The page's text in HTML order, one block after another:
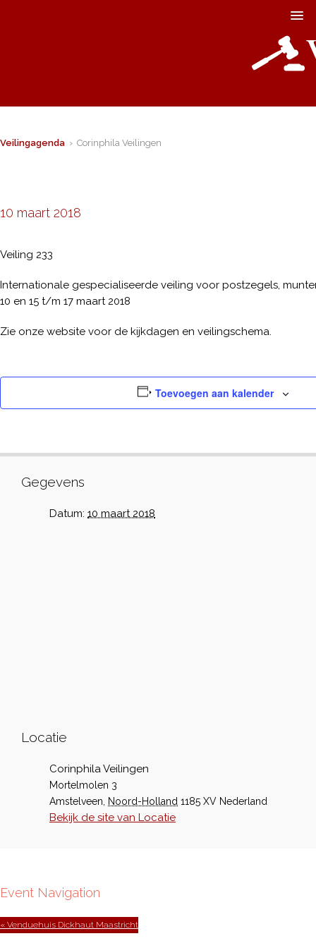
Veilingagenda › Corinphila Veilingen
10 maart 2018
Veiling 233
Internationale gespecialiseerde veiling voor postzegels,
10 en 15 t/m 17 maart 2018
Zie onze website voor de kijkdagen en veilingschema.
Toevoegen aan kalender
Gegevens
Datum: 10 maart 2018
Locatie
Corinphila Veilingen
Mortelmolen 3
Amstelveen
Noord-Holland 1185 XV Nederland
Bekijk de site van Locatie
Event Navigation
« Venduehuis Dickhaut Maastricht